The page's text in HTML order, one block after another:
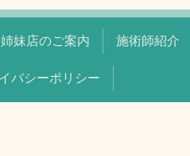
姉妹店のご案内 施術師紹介
バシーポリシー